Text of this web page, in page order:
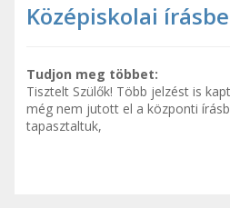
Középiskolai
Tudjon meg többet:
Tisztelt Szülők! Több jelzést is
még nem jutott el a központi
tapasztaltuk,